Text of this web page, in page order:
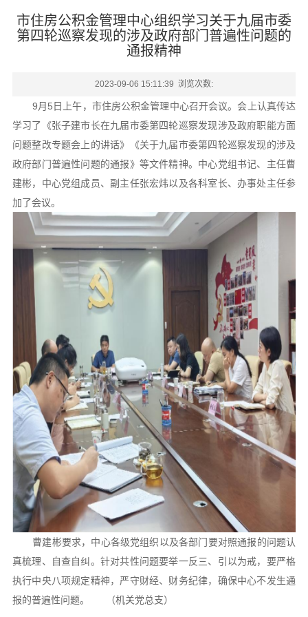
市住房公积金管理中心组织学习关于九届市委
第四轮巡察发现的涉及政府部门普遍性问题的
通报精神
2023-09-06 15:11:39 浏览次数:
9月5日上午，市住房公积金管理中心召开会议。会上认真传达
学习了《张子建市长在九届市委第四轮巡察发现涉及政府职能方面
问题整改专题会上的讲话》《关于九届市委第四轮巡察发现的涉及
政府部门普遍性问题的通报》等文件精神。中心党组书记、主任曹
建彬，中心党组成员、副主任张宏炜以及各科室长、办事处主任参
加了会议。
曹建彬要求，中心各级党组织以及各部门要对照通报的问题认
真梳理、自查自纠。针对共性问题要举一反三、引以为戒，要严格
执行中央八项规定精神，严守财经、财务纪律，确保中心不发生通
报的普遍性问题。 （机关党总支）